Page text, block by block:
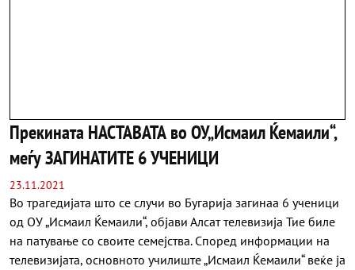
Прекината НАСТАВАТА во ОУ„Исмаил Ќемаили“,
меѓу ЗАГИНАТИТЕ 6 УЧЕНИЦИ
23.11.2021
Во трагедијата што се случи во Бугарија загинаа 6 ученици
од ОУ „Исмаил Ќемаили“, објави Алсат телевизија Тие биле
на патување со своите семејства. Според информации на
телевизијата, основното училиште „Исмаил Ќемаили“ веќе ја